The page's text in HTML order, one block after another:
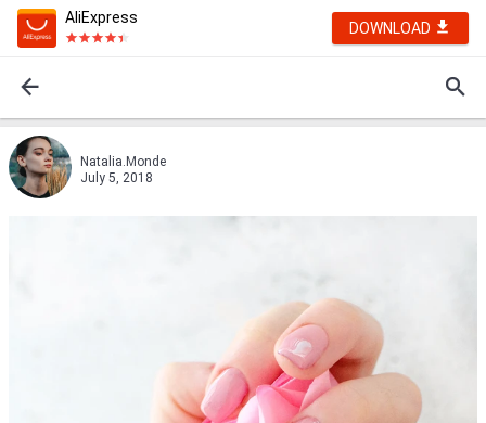
AliExpress
DOWNLOAD
Natalia.Monde
July 5, 2018